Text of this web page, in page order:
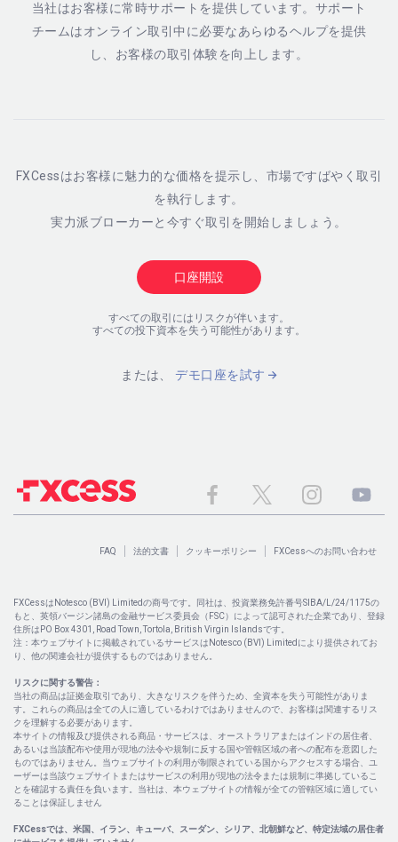
当社はお客様に常時サポートを提供しています。サポート
チームはオンライン取引中に必要なあらゆるヘルプを提供
し、お客様の取引体験を向上します。
FXCessはお客様に魅力的な価格を提示し、市場ですばやく取引
を執行します。
実力派ブローカーと今すぐ取引を開始しましょう。
口座開設
すべての取引にはリスクが伴います。
すべての投下資本を失う可能性があります。
または、デモ口座を試す
FAQ 法的文書 クッキーポリシー FXCessへのお問い合わせ
FXCessはNotesco (BVI) Limitedの商号です。同社は、投資業務免許番号SIBA/L/24/1175の
もと、英領バージン諸島の金融サービス委員会（FSC）によって認可された企業であり、登録
住所はPO Box 4301, Road Town, Tortola, British Virgin Islandsです。
注：本ウェブサイトに掲載されているサービスはNotesco (BVI) Limitedにより提供されてお
り、他の関連会社が提供するものではありません。
リスクに関する警告：
当社の商品は証拠金取引であり、大きなリスクを伴うため、全資本を失う可能性がありま
す。これらの商品は全ての人に適しているわけではありませんので、お客様は関連するリス
クを理解する必要があります。
本サイトの情報及び提供される商品・サービスは、オーストラリアまたはインドの居住者、
あるいは当該配布や使用が現地の法令や規制に反する国や管轄区域の者への配布を意図した
ものではありません。当ウェブサイトの利用が制限されている国からアクセスする場合、ユ
ーザーは当該ウェブサイトまたはサービスの利用が現地の法令または規制に準拠しているこ
とを確認する責任を負います。当社は、本ウェブサイトの情報が全ての管轄区域に適してい
ることは保証しません
FXCessでは、米国、イラン、キューバ、スーダン、シリア、北朝鮮など、特定法域の居住者